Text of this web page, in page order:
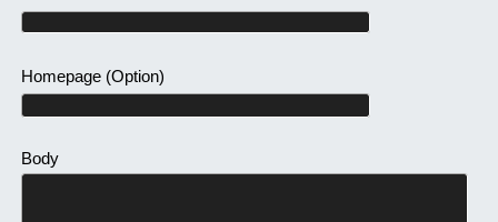
Homepage(Option)
Body